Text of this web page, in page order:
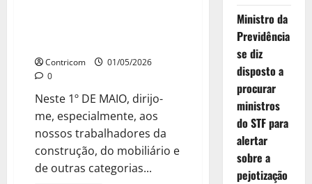
Contricom
01/05/2026
0
Neste 1º DE MAIO, dirijo-
me, especialmente, aos
nossos trabalhadores da
construção, do mobiliário e
de outras categorias...
Ministro da
Previdência
se diz
disposto a
procurar
ministros
do STF para
alertar
sobre a
pejotização